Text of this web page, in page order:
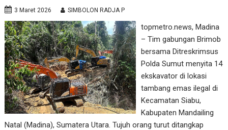
3 Maret 2026 SIMBOLON RADJA P
topmetro.news, Madina
– Tim gabungan Brimob
bersama Ditreskrimsus
Polda Sumut menyita 14
ekskavator di lokasi
tambang emas ilegal di
Kecamatan Siabu,
Kabupaten Mandailing
Natal (Madina), Sumatera Utara. Tujuh orang turut ditangkap